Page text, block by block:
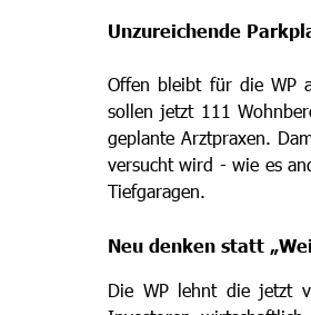
Unzureichende
Offen bleibt für die WP
sollen jetzt 111
geplante Arztpraxen.
versucht wird - wie es
Tiefgaragen.
Neu denken statt
Die WP lehnt die jetzt